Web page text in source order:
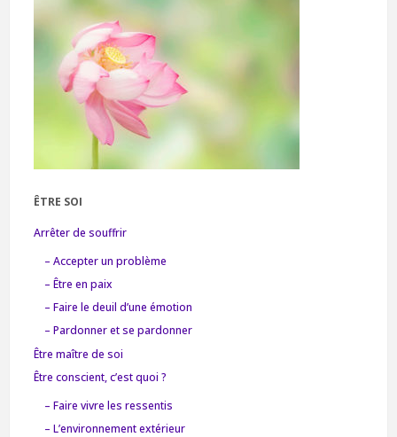
ÊTRE SOI
Arrêter de souffrir
– Accepter un problème
– Être en paix
– Faire le deuil d’une émotion
– Pardonner et se pardonner
Être maître de soi
Être conscient, c’est quoi ?
– Faire vivre les ressentis
– L’environnement extérieur